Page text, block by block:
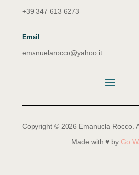
+39 347 613 6273
Email
emanuelarocco@yahoo.it
Copyright © 2026 Emanuela Rocco.
Made with ♥ by Go